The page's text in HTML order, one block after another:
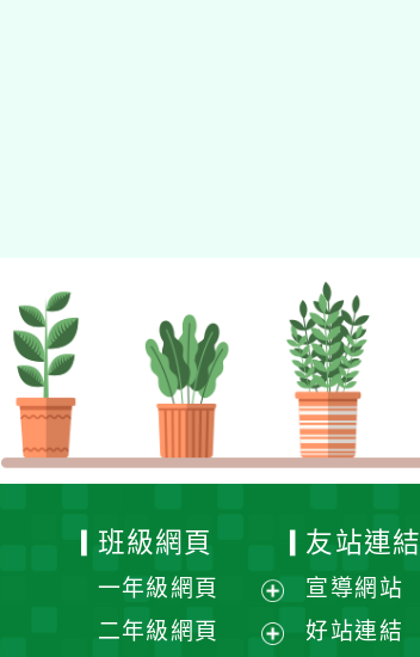
班級網頁
一年級網頁
展
二年級網頁
友站連結
宣導網站
好站連結